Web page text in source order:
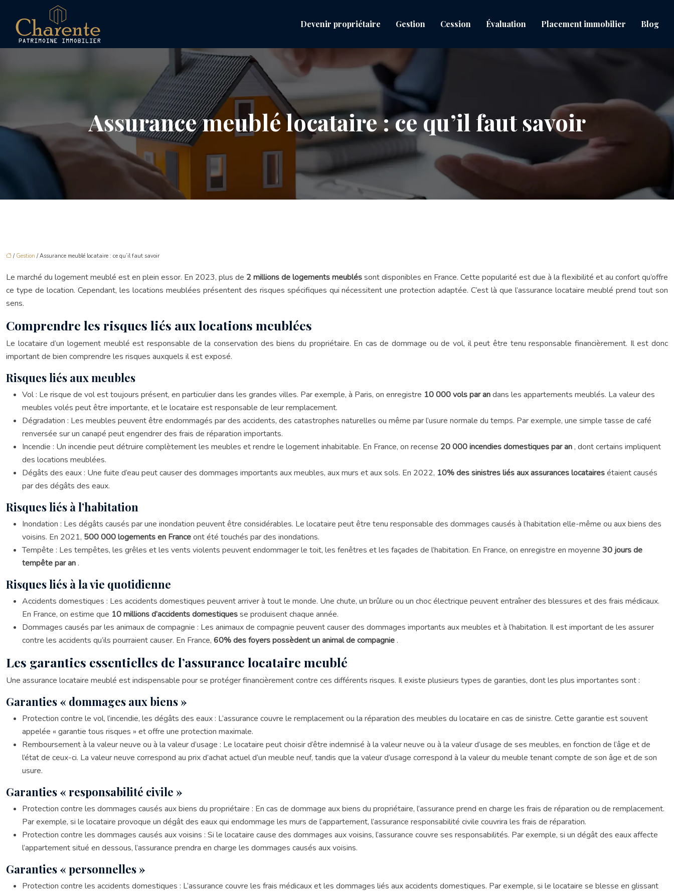
Devenir propriétaire Gestion Cession Évaluation Placement immobilier Blog
Assurance meublé locataire : ce qu’il faut savoir
/ Gestion / Assurance meublé locataire : ce qu’il faut savoir
Le marché du logement meublé est en plein essor. En 2023, plus de 2 millions de logements meubléssont disponibles en France. Cette popularité est due à la flexibilité et au confort qu’offre
ce type de location. Cependant, les locations meublées présentent des risques spécifiques qui nécessitent une protection adaptée. C’est là que l’assurance locataire meublé prend tout son
sens.
Comprendre les risques liés aux locations meublées
Le locataire d’un logement meublé est responsable de la conservation des biens du propriétaire. En cas de dommage ou de vol, il peut être tenu responsable financièrement. Il est donc
important de bien comprendre les risques auxquels il est exposé.
Risques liés aux meubles
Vol : Le risque de vol est toujours présent, en particulier dans les grandes villes. Par exemple, à Paris, on enregistre 10 000 vols par andans les appartements meublés. La valeur des
meubles volés peut être importante, et le locataire est responsable de leur remplacement.
Dégradation : Les meubles peuvent être endommagés par des accidents, des catastrophes naturelles ou même par l’usure normale du temps. Par exemple, une simple tasse de café
renversée sur un canapé peut engendrer des frais de réparation importants.
Incendie : Un incendie peut détruire complètement les meubles et rendre le logement inhabitable. En France, on recense 20 000 incendies domestiques par an , dont certains impliquent
des locations meublées.
Dégâts des eaux : Une fuite d’eau peut causer des dommages importants aux meubles, aux murs et aux sols. En 2022, 10% des sinistres liés aux assurances locatairesétaient causés
par des dégâts des eaux.
Risques liés à l’habitation
Inondation : Les dégâts causés par une inondation peuvent être considérables. Le locataire peut être tenu responsable des dommages causés à l’habitation elle-même ou aux biens des
voisins. En 2021, 500 000 logements en Franceont été touchés par des inondations.
Tempête : Les tempêtes, les grêles et les vents violents peuvent endommager le toit, les fenêtres et les façades de l’habitation. En France, on enregistre en moyenne 30 jours de
tempête par an.
Risques liés à la vie quotidienne
Accidents domestiques : Les accidents domestiques peuvent arriver à tout le monde. Une chute, un brûlure ou un choc électrique peuvent entraîner des blessures et des frais médicaux.
En France, on estime que 10 millions d’accidents domestiquesse produisent chaque année.
Dommages causés par les animaux de compagnie : Les animaux de compagnie peuvent causer des dommages importants aux meubles et à l’habitation. Il est important de les assurer
contre les accidents qu’ils pourraient causer. En France, 60% des foyers possèdent un animal de compagnie.
Les garanties essentielles de l’assurance locataire meublé
Une assurance locataire meublé est indispensable pour se protéger financièrement contre ces différents risques. Il existe plusieurs types de garanties, dont les plus importantes sont :
Garanties « dommages aux biens »
Protection contre le vol, l’incendie, les dégâts des eaux : L’assurance couvre le remplacement ou la réparation des meubles du locataire en cas de sinistre. Cette garantie est souvent
appelée « garantie tous risques » et offre une protection maximale.
Remboursement à la valeur neuve ou à la valeur d’usage : Le locataire peut choisir d’être indemnisé à la valeur neuve ou à la valeur d’usage de ses meubles, en fonction de l’âge et de
l’état de ceux-ci. La valeur neuve correspond au prix d’achat actuel d’un meuble neuf, tandis que la valeur d’usage correspond à la valeur du meuble tenant compte de son âge et de son
usure.
Garanties « responsabilité civile »
Protection contre les dommages causés aux biens du propriétaire : En cas de dommage aux biens du propriétaire, l’assurance prend en charge les frais de réparation ou de remplacement.
Par exemple, si le locataire provoque un dégât des eaux qui endommage les murs de l’appartement, l’assurance responsabilité civile couvrira les frais de réparation.
Protection contre les dommages causés aux voisins : Si le locataire cause des dommages aux voisins, l’assurance couvre ses responsabilités. Par exemple, si un dégât des eaux affecte
l’appartement situé en dessous, l’assurance prendra en charge les dommages causés aux voisins.
Garanties « personnelles »
Protection contre les accidents domestiques : L’assurance couvre les frais médicaux et les dommages liés aux accidents domestiques. Par exemple, si le locataire se blesse en glissant